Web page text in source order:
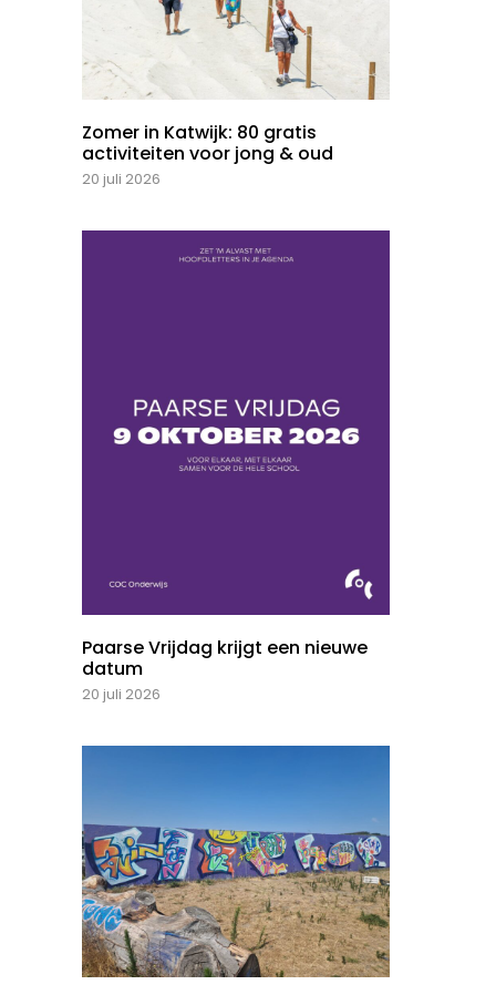
Zomer in Katwijk: 80 gratis
activiteiten voor jong & oud
20 juli 2026
Paarse Vrijdag krijgt een nieuwe
datum
20 juli 2026